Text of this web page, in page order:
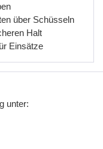
über Schüsseln
Halt
r Einsätze
unter: